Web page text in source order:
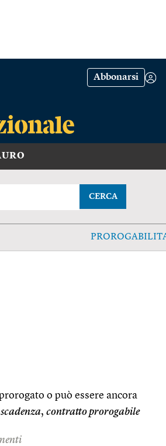
Abbonarsi
CERCA
o può essere ancora
scadenza, contratto prorogabile